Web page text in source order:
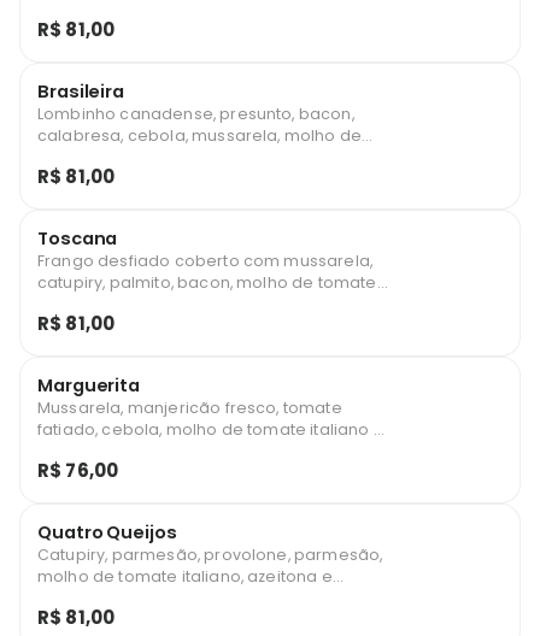
R$ 81,00
Brasileira
Lombinho canadense, presunto, bacon,
calabresa, cebola, mussarela, molho de
R$ 81,00
Toscana
Frango desfiado coberto com mussarela,
catupiry, palmito, bacon, molho de tomate
R$ 81,00
Marguerita
Mussarela, manjericão fresco, tomate
fatiado, cebola, molho de tomate italiano e
R$ 76,00
Quatro Queijos
Catupiry, parmesão, provolone, parmesão,
molho de tomate italiano, azeitona e
R$ 81,00